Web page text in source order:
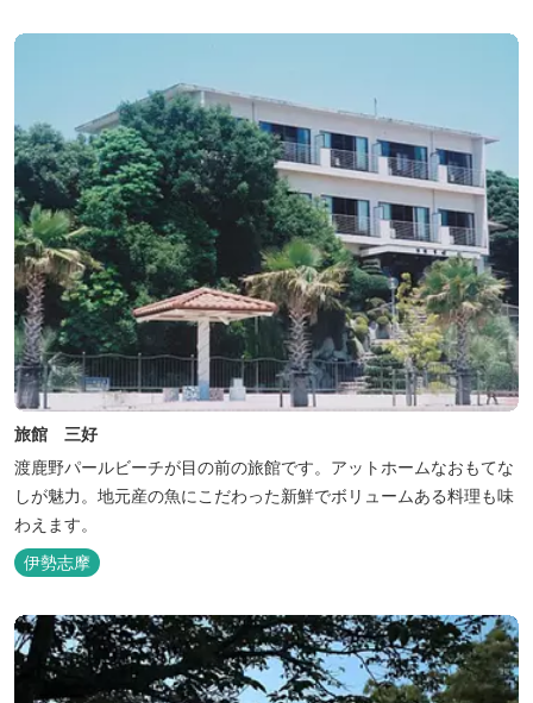
旅館 三好
渡鹿野パールビーチが目の前の旅館です。アットホームなおもてな
しが魅力。地元産の魚にこだわった新鮮でボリュームある料理も味
わえます。
伊勢志摩